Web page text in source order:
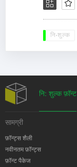
नि: शुल्क
नि: शुल्क फ़ॉन्ट
सामग्री
फ़ॉन्ट्स शैली
नवीनतम फ़ॉन्ट्स
फ़ॉन्ट पैकेज